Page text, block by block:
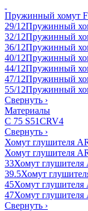
Пружинный хомут
29/12Пружинный
32/12Пружинный
36/12Пружинный
40/12Пружинный
44/12Пружинный
47/12Пружинный
55/12Пружинный
Свернуть ›
Материалы
C 75 S51CRV4
Свернуть ›
Хомут глушителя
Хомут глушителя
33Хомут глушителя
39.5Хомут
45Хомут глушителя
47Хомут глушителя
Свернуть ›